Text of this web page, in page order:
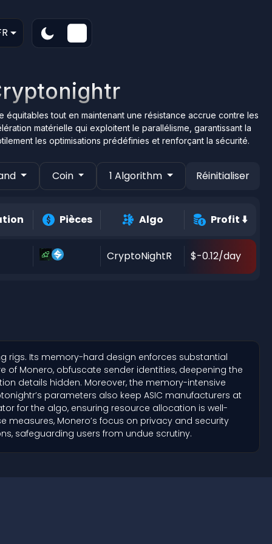
tout en maintenant une résistance accrue contre les
matérielle qui exploitent le parallélisme, garantissant la
les optimisations prédéfinies et renforçant la sécurité.
Coin 1 Algorithm Réinitialiser
Pièces Algo Profit ⬇️
CryptoNightR $-0.12/day
rigs. Its memory-hard design enforces substantial
of Monero, obfuscate sender identities, deepening the
details hidden. Moreover, the memory-intensive
parameters also keep ASIC manufacturers at
for the algo, ensuring resource allocation is well-
Monero’s focus on privacy and security
safeguarding users from undue scrutiny.